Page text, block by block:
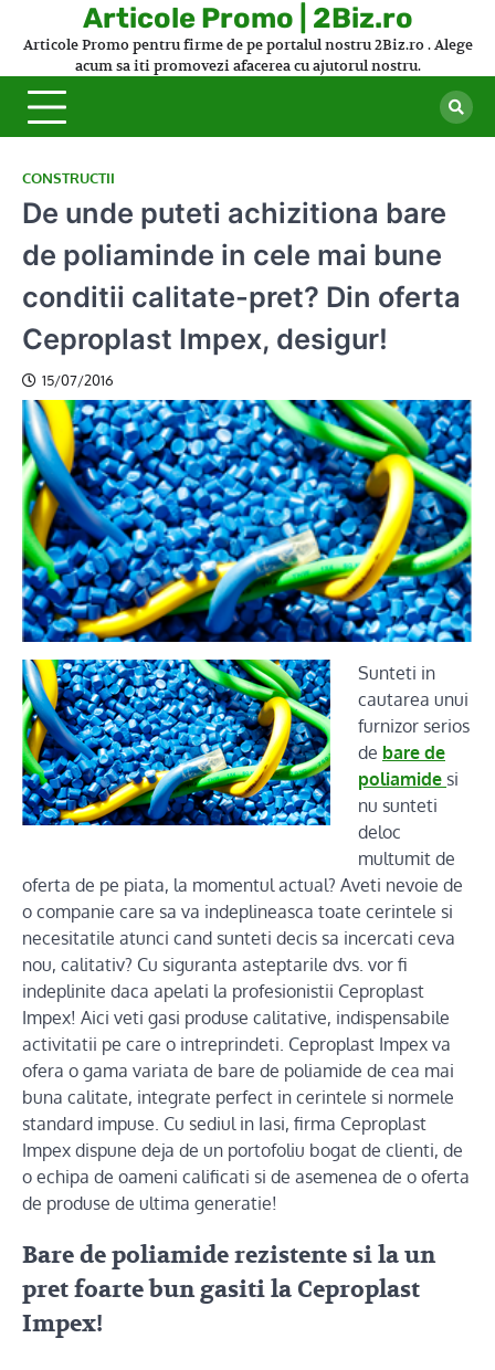
Articole Promo | 2Biz.ro
Articole Promo pentru firme de pe portalul nostru 2Biz.ro . Alege
acum sa iti promovezi afacerea cu ajutorul nostru.
CONSTRUCTII
De unde puteti achizitiona bare
de poliaminde in cele mai bune
conditii calitate-pret? Din oferta
Ceproplast Impex, desigur!
15/07/2016
Sunteti in
cautarea unui
furnizor serios
de bare de
poliamide si
nu sunteti
deloc
multumit de
oferta de pe piata, la momentul actual? Aveti nevoie de
o companie care sa va indeplineasca toate cerintele si
necesitatile atunci cand sunteti decis sa incercati ceva
nou, calitativ? Cu siguranta asteptarile dvs. vor fi
indeplinite daca apelati la profesionistii Ceproplast
Impex! Aici veti gasi produse calitative, indispensabile
activitatii pe care o intreprindeti. Ceproplast Impex va
ofera o gama variata de bare de poliamide de cea mai
buna calitate, integrate perfect in cerintele si normele
standard impuse. Cu sediul in Iasi, firma Ceproplast
Impex dispune deja de un portofoliu bogat de clienti, de
o echipa de oameni calificati si de asemenea de o oferta
de produse de ultima generatie!
Bare de poliamide rezistente si la un
pret foarte bun gasiti la Ceproplast
Impex!